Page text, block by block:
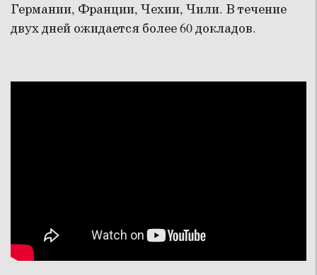
Германии, Франции, Чехии, Чили. В течение
двух дней ожидается более 60 докладов.